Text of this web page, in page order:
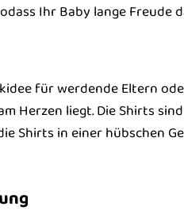
Ihr Baby lange Freude
für werdende Eltern
Herzen liegt. Die Shirts
Shirts in einer hübschen